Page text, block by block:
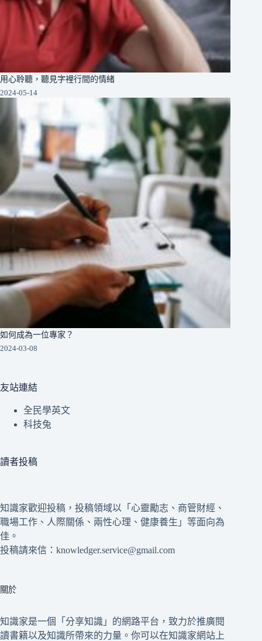
用心聆聽，聽見字裡行間的情緒
2024-05-14
如何成為一位專家？
2024-03-08
友站連結
全民學英文
科技兔
讀者投稿
知識家歡迎投稿，投稿領域以「心靈勵志、商管財經、
職場工作、人際關係、兩性心理、健康養生」等面向為
佳。
投稿請來信：knowledger.service@gmail.com
關於
知識家是一個「分享知識」的網路平台，致力於推廣閱
讀書籍以及知識所帶來的力量。你可以在知識家網站上